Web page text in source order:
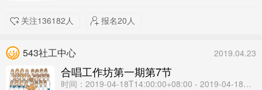
关注136182人 报名20人
543社工中心 2019.04.23
合唱工作坊第一期第7节
时间：2019-04-18T14:00:00+08:00 - 2019-04-18T16:00:00+08:00